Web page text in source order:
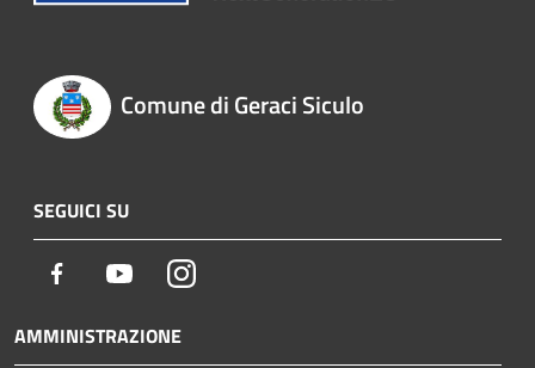
Comune di Geraci Siculo
SEGUICI SU
Facebook YoutubeInstagram
AMMINISTRAZIONE